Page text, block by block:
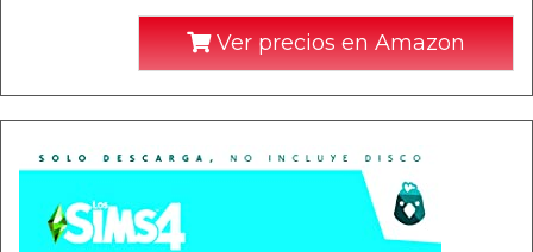
Ver precios en Amazon